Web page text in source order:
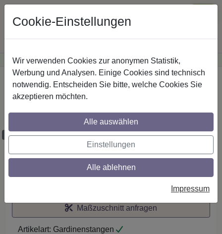
Günstige Versandkosteninnerhalb Österreichs· Sichere Zahlung
Startseite
Stilg. 20 mm 1-lfg. Talena Feta 260 cm
Chrom/Nussbaum
Maßzuschnitt möglich
Maßzuschnitt anfragen
Artikelart: Gardinenstangen
Cookie-Einstellungen
Wir verwenden Cookies zur anonymen Statistik,
Werbung und Analysen. Einige Cookies sind technisch
notwendig. Entscheiden Sie bitte, welche Cookies Sie
akzeptieren möchten.
Alle auswählen
Einstellungen
Alle ablehnen
Impressum